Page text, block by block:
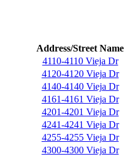
Address/Street Name
4110-4110 Vieja Dr
4120-4120 Vieja Dr
4140-4140 Vieja Dr
4161-4161 Vieja Dr
4201-4201 Vieja Dr
4241-4241 Vieja Dr
4255-4255 Vieja Dr
4300-4300 Vieja Dr